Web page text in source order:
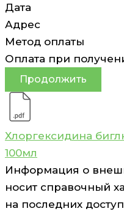
Дата
Адрес
Метод оплаты
Оплата при
Продолжить
Хлоргексидина
100мл
Информация о
носит справочный
на последних